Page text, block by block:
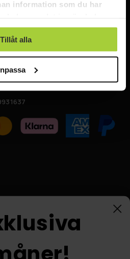
information som du har
Tillåt alla
15, 00510 Helsingfors, Finland